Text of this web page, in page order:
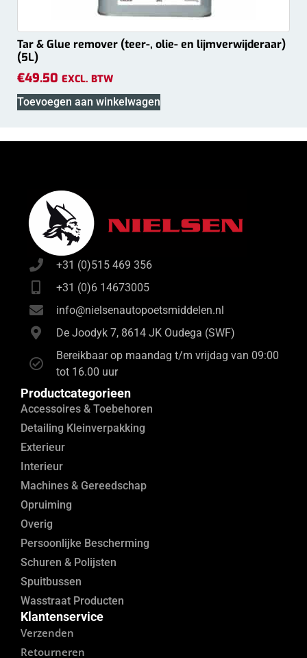
Tar & Glue remover (teer-, olie- en lijmverwijderaar)
(5L)
€49.50 EXCL. BTW
Toevoegen aan winkelwagen
+31 (0)515 469 356
+31 (0)6 14673005
info@nielsenautopoetsmiddelen.nl
De Joodyk 7, 8614 JK Oudega (SWF)
Bereikbaar op maandag t/m vrijdag van 09:00
tot 16.00 uur
Productcategorieen
Accessoires & Toebehoren
Detailing Kleinverpakking
Exterieur
Interieur
Machines & Gereedschap
Opruiming
Overig
Persoonlijke Bescherming
Schuren & Polijsten
Spuitbussen
Wasstraat Producten
Klantenservice
Verzenden
Retourneren